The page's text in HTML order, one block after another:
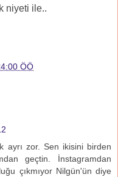
niyeti ile..
ÖÖ
ayrı zor. Sen ikisini birden
geçtin. İnstagramdan
çıkmıyor Nilgün'ün diye